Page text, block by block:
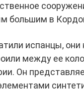
большим в
испанцы,
между ее
Он